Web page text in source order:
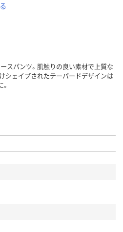
スパンツ。肌触りの良い素材で上質な
シェイプされたテーパードデザインは